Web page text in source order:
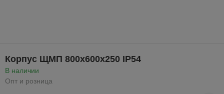
Корпус ЩМП 800х600х250 IP54
В наличии
Опт и розница